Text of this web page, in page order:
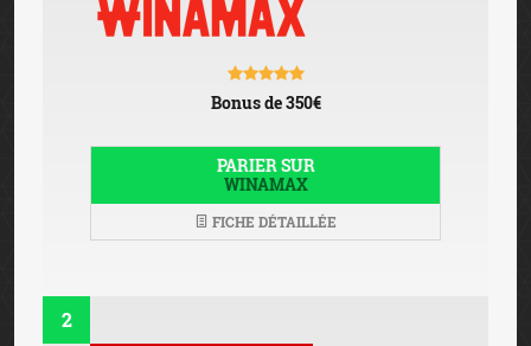
Bonus de 350€
PARIER SUR
WINAMAX
FICHE DÉTAILLÉE
2